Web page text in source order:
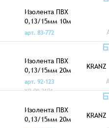
Изолента ПВХ
0,13/15мм 10м
синяя
арт. 83-772
Изолента ПВХ
0,13/15мм 20м
белая
KRANZ
арт. 92-123
KR-09-2601
Изолента ПВХ
0,13/15мм 20м
KRANZ